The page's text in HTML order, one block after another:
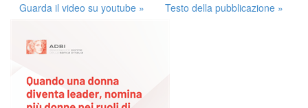
Guarda il video su youtube » Testo della pubblicazione »